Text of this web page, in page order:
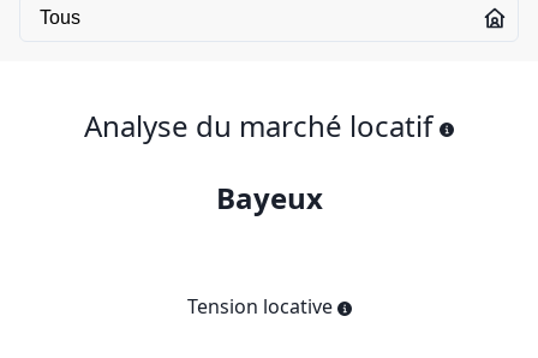
Analyse du marché locatif
Bayeux
Tension locative